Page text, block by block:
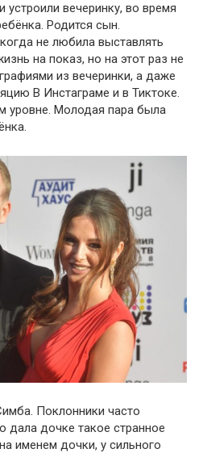
вечеринку, во время
Родится сын.
не любила выставлять
на показ, но на этот раз не
из вечеринки, а даже
В Инстаграме и в Тиктоке.
уровне. Молодая пара была
Поклонники часто
дала дочке такое странное
именем дочки, у сильного